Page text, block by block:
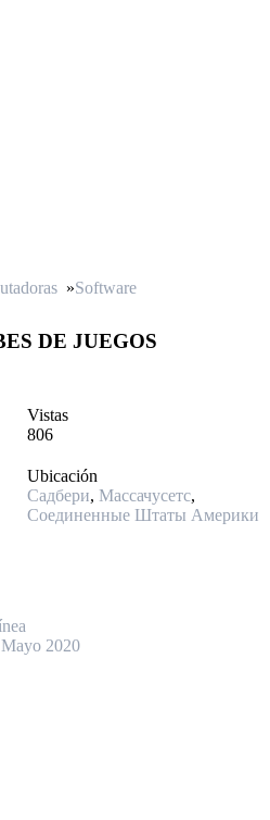
»Software
DE JUEGOS
Vistas
806
Ubicación
Садбери, Массачусетс,
Соединенные Штаты Америки
2020